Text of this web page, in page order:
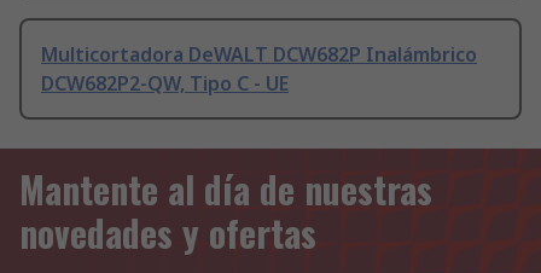
Multicortadora DeWALT DCW682P Inalámbrico
DCW682P2-QW, Tipo C - UE
Mantente al día de nuestras
novedades y ofertas